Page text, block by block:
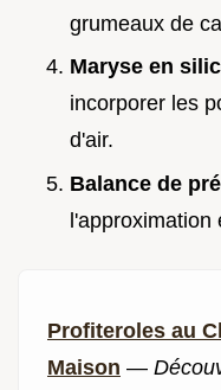
grumeaux de
Maryse en
incorporer les
d'air.
Balance de
l'approximation
Profiteroles au
Maison —